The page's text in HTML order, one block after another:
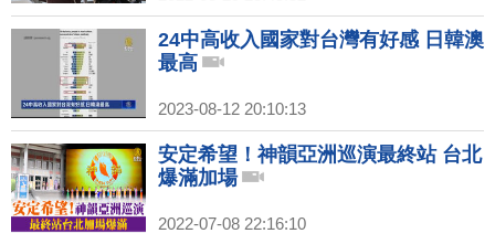
24中高收入國家對台灣有好感 日韓澳
最高
2023-08-12 20:10:13
安定希望！神韻亞洲巡演最終站 台北
爆滿加場
2022-07-08 22:16:10